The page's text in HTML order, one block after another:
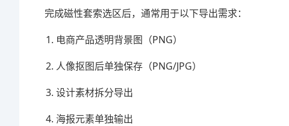
完成磁性套索选区后，通常用于以下导出需求：
电商产品透明背景图（PNG）
人像抠图后单独保存（PNG/JPG）
设计素材拆分导出
海报元素单独输出